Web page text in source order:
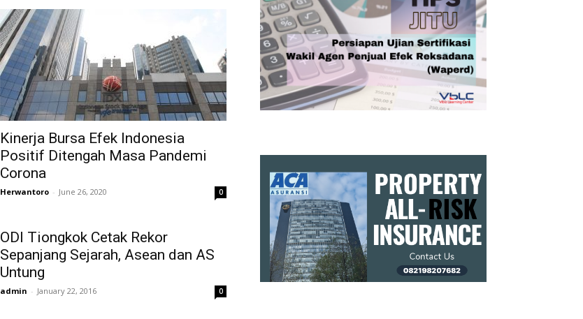
Kinerja Bursa Efek Indonesia
Positif Ditengah Masa Pandemi
Corona
Herwantoro - June 26, 2020 0
ODI Tiongkok Cetak Rekor
Sepanjang Sejarah, Asean dan AS
Untung
admin - January 22, 2016 0